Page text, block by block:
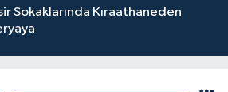
Sokaklarında Kıraathaneden